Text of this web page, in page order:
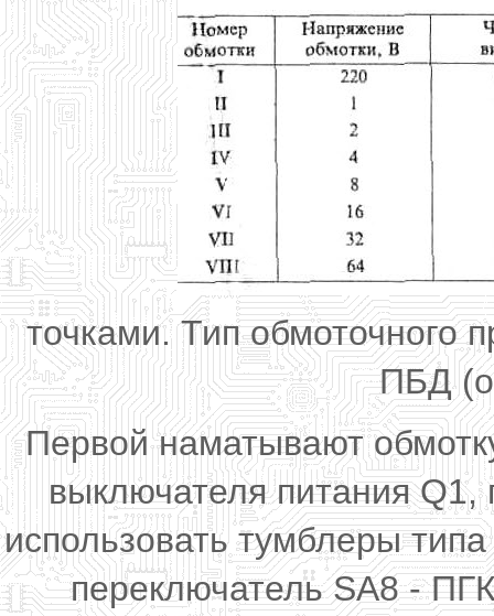
точками. Тип обмоточного
ПБД
Первой наматывают
выключателя питания
использовать тумблеры
переключатель SA8 -